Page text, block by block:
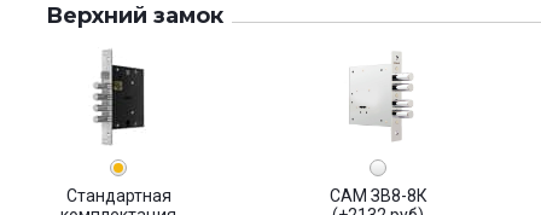
Верхний замок
Стандартная
САМ ЗВ8-8К